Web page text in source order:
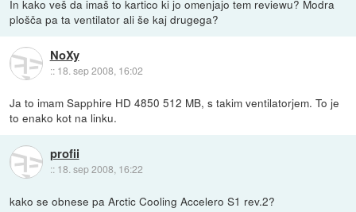
In kako veš da imaš to kartico ki jo omenjajo tem reviewu? Modra
plošča pa ta ventilator ali še kaj drugega?
NoXy
:: 18. sep 2008, 16:02
Ja to imam Sapphire HD 4850 512 MB, s takim ventilatorjem. To je
to enako kot na linku.
profii
:: 18. sep 2008, 16:22
kako se obnese pa Arctic Cooling Accelero S1 rev.2?